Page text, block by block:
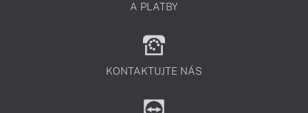
A PLATBY
KONTAKTUJTE NÁS